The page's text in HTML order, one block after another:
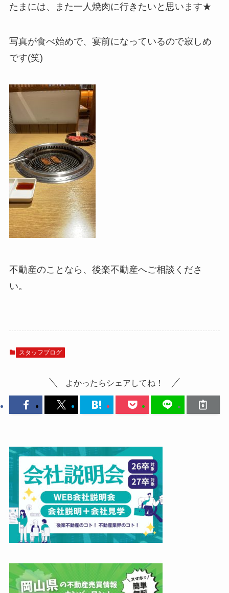
たまには、また一人焼肉に行きたいと思います★
写真が食べ始めで、宴前になっているので寂しめ
です(笑)
不動産のことなら、後楽不動産へご相談くださ
い。
スタッフブログ
よかったらシェアしてね！